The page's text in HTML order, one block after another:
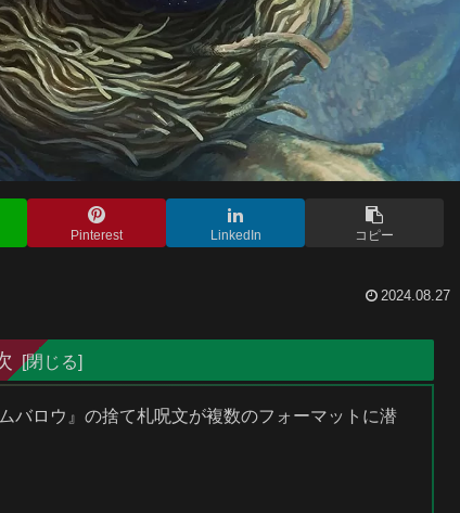
Pinterest LinkedIn コピー
2024.08.27
バロウ』の捨て札呪文が複数のフォーマットに潜